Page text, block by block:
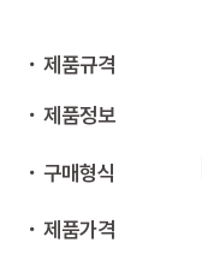
제품규격
제품정보
구매형식
제품가격